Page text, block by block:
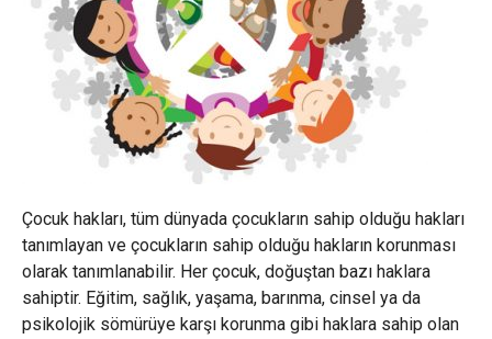
Çocuk hakları, tüm dünyada çocukların sahip olduğu hakları
tanımlayan ve çocukların sahip olduğu hakların korunması
olarak tanımlanabilir. Her çocuk, doğuştan bazı haklara
sahiptir. Eğitim, sağlık, yaşama, barınma, cinsel ya da
psikolojik sömürüye karşı korunma gibi haklara sahip olan